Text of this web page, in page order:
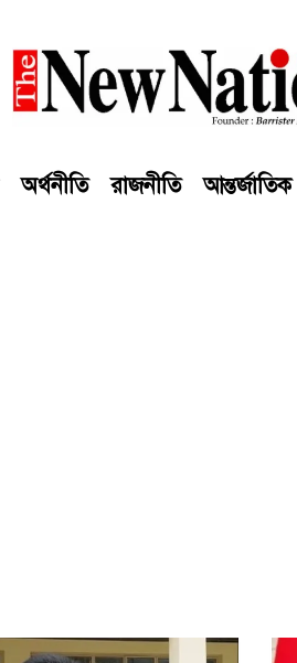
অর্থনীতি রাজনীতি আন্তর্জাতিক